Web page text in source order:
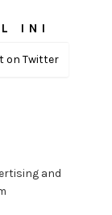
INI
on Twitter
and